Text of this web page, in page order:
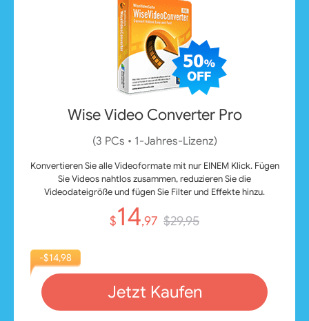
Wise Video Converter Pro
(3 PCs • 1‑Jahres‑Lizenz)
Konvertieren Sie alle Videoformate mit nur EINEM Klick. Fügen
Sie Videos nahtlos zusammen, reduzieren Sie die
Videodateigröße und fügen Sie Filter und Effekte hinzu.
$14,97 $29,95
-$14,98
Jetzt Kaufen